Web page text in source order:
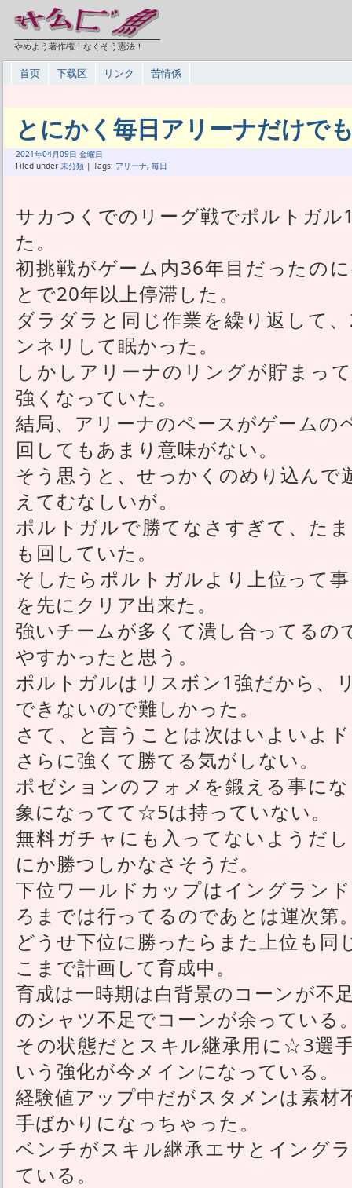
やめよう著作権！なくそう憲法！
首页 下载区 リンク 苦情係
とにかく毎日アリーナだけで
2021年04月09日 金曜日
Filed under 未分類 | Tags: アリーナ, 毎日
サカつくでのリーグ戦でポルトガ
た。
初挑戦がゲーム内36年目だったの
とで20年以上停滞した。
ダラダラと同じ作業を繰り返して
ンネリして眠かった。
しかしアリーナのリングが貯まっ
強くなっていた。
結局、アリーナのペースがゲームの
回してもあまり意味がない。
そう思うと、せっかくのめり込んで
えてむなしいが。
ポルトガルで勝てなさすぎて、た
も回していた。
そしたらポルトガルより上位って
を先にクリア出来た。
強いチームが多くて潰し合ってるの
やすかったと思う。
ポルトガルはリスボン1強だから、
できないので難しかった。
さて、と言うことは次はいよいよ
さらに強くて勝てる気がしない。
ポゼションのフォメを鍛える事に
象になってて☆5は持っていない。
無料ガチャにも入ってないようだ
にか勝つしかなさそうだ。
下位ワールドカップはイングラン
ろまでは行ってるのであとは運次第
どうせ下位に勝ったらまた上位も同
こまで計画して育成中。
育成は一時期は白背景のコーンが不
のシャツ不足でコーンが余っている
その状態だとスキル継承用に☆3選
いう強化が今メインになっている。
経験値アップ中だがスタメンは素材
手ばかりになっちゃった。
ベンチがスキル継承エサとイング
ている。